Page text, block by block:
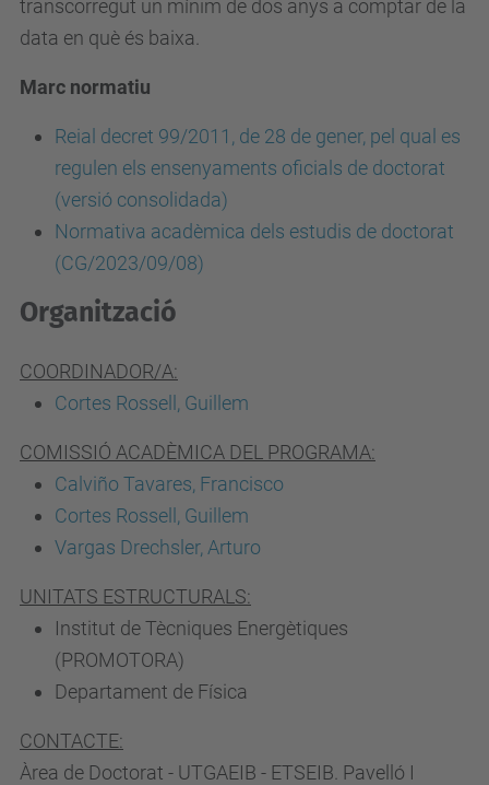
transcorregut un mínim de dos anys a comptar de la
data en què és baixa.
Marc normatiu
Reial decret 99/2011, de 28 de gener, pel qual es
regulen els ensenyaments oficials de doctorat
(versió consolidada)
Normativa acadèmica dels estudis de doctorat
(CG/2023/09/08)
Organització
COORDINADOR/A:
Cortes Rossell, Guillem
COMISSIÓ ACADÈMICA DEL PROGRAMA:
Calviño Tavares, Francisco
Cortes Rossell, Guillem
Vargas Drechsler, Arturo
UNITATS ESTRUCTURALS:
Institut de Tècniques Energètiques
(PROMOTORA)
Departament de Física
CONTACTE:
Àrea de Doctorat - UTGAEIB - ETSEIB. Pavelló I